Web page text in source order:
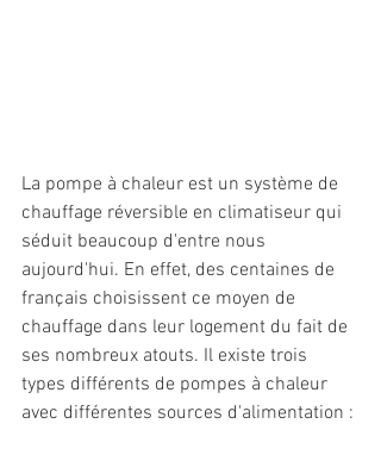
La pompe à chaleur est un système de
chauffage réversible en climatiseur qui
séduit beaucoup d'entre nous
aujourd'hui. En effet, des centaines de
français choisissent ce moyen de
chauffage dans leur logement du fait de
ses nombreux atouts. Il existe trois
types différents de pompes à chaleur
avec différentes sources d'alimentation :